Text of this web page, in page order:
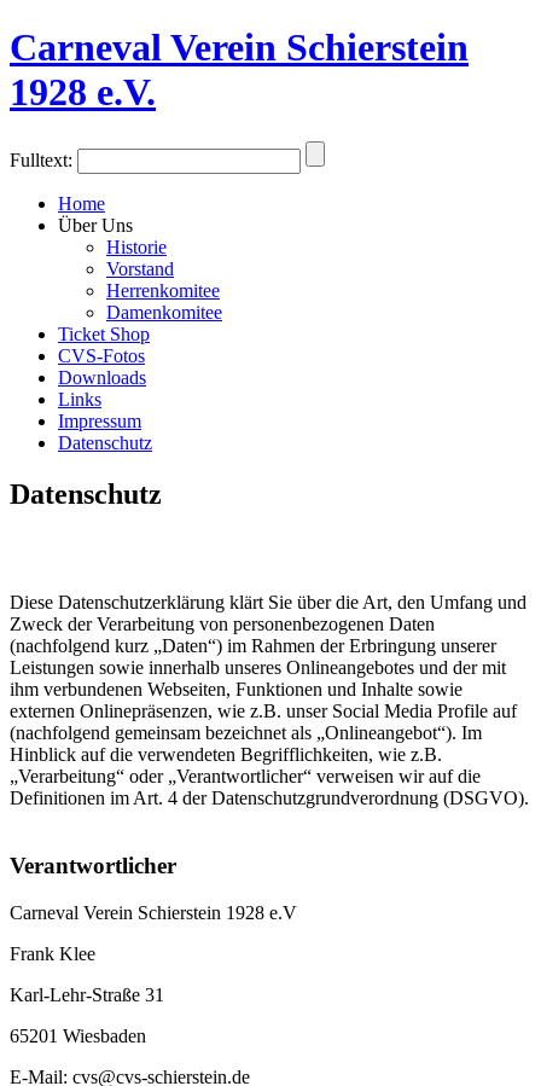
Carneval Verein Schierstein
1928 e.V.
Fulltext:
Home
Über Uns
Historie
Vorstand
Herrenkomitee
Damenkomitee
Ticket Shop
CVS-Fotos
Downloads
Links
Impressum
Datenschutz
Datenschutz
Diese Datenschutzerklärung klärt Sie über die Art, den Umfang und
Zweck der Verarbeitung von personenbezogenen Daten
(nachfolgend kurz „Daten“) im Rahmen der Erbringung unserer
Leistungen sowie innerhalb unseres Onlineangebotes und der mit
ihm verbundenen Webseiten, Funktionen und Inhalte sowie
externen Onlinepräsenzen, wie z.B. unser Social Media Profile auf
(nachfolgend gemeinsam bezeichnet als „Onlineangebot“). Im
Hinblick auf die verwendeten Begrifflichkeiten, wie z.B.
„Verarbeitung“ oder „Verantwortlicher“ verweisen wir auf die
Definitionen im Art. 4 der Datenschutzgrundverordnung (DSGVO).
Verantwortlicher
Carneval Verein Schierstein 1928 e.V
Frank Klee
Karl-Lehr-Straße 31
65201 Wiesbaden
E-Mail: cvs@cvs-schierstein.de